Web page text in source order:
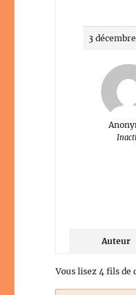
3
Auteur
Vous lisez 4 fils de